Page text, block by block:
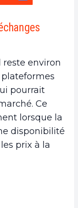
reste environ
pourrait
Ce
lorsque la
disponibilité
prix à la